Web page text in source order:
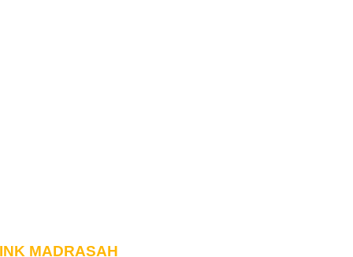
MADRASAH